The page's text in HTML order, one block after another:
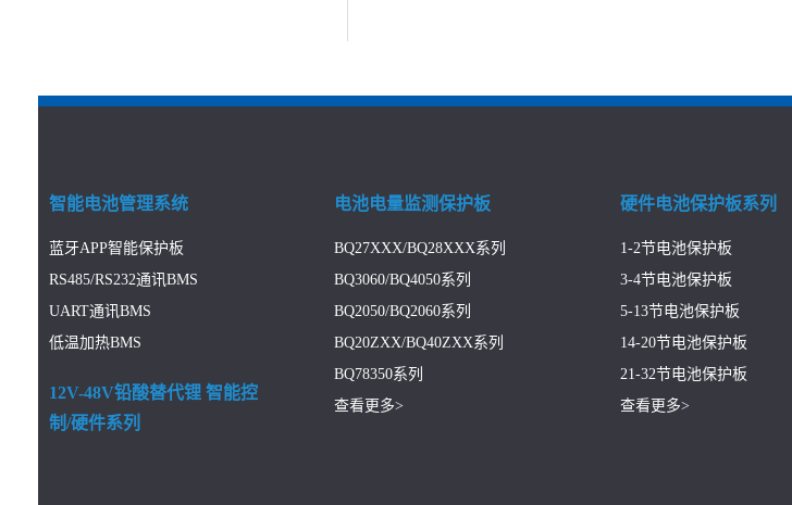
智能电池管理系统
蓝牙APP智能保护板
RS485/RS232通讯BMS
UART通讯BMS
低温加热BMS
12V-48V铅酸替代锂 智能控
制/硬件系列
电池电量监测保护板
BQ27XXX/BQ28XXX系列
BQ3060/BQ4050系列
BQ2050/BQ2060系列
BQ20ZXX/BQ40ZXX系列
BQ78350系列
查看更多>
硬件电池保护板系列
1-2节电池保护板
3-4节电池保护板
5-13节电池保护板
14-20节电池保护板
21-32节电池保护板
查看更多>